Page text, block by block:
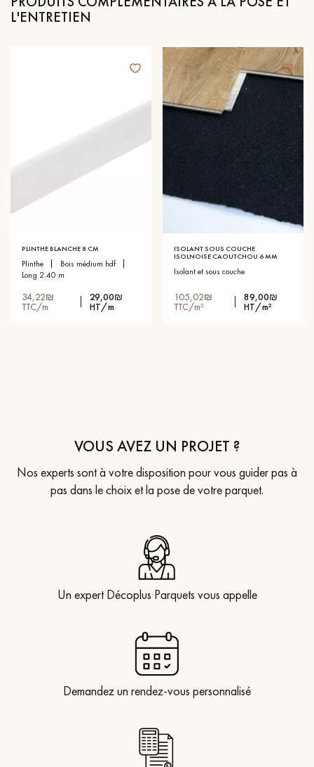
L'ENTRETIEN
PLINTHE BLANCHE 8 CM
plinthe
bois médium hdf
long 2.40 m
34,22₪
TTC/m
29,00₪
HT/m
ISOLANT SOUS COUCHE
ISOLNOISE CAOUTCHOU 6 MM
isolant et sous couche
105,02₪
TTC/m²
89,00₪
HT/m²
VOUS AVEZ UN PROJET ?
Nos experts sont à votre disposition pour vous guider pas à
pas dans le choix et la pose de votre parquet.
Un expert Décoplus Parquets vous appelle
Demandez un rendez-vous personnalisé